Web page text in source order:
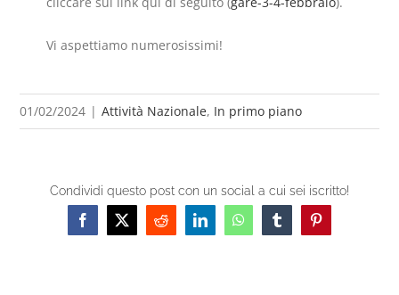
Vi aspettiamo numerosissimi!
01/02/2024 | Attività Nazionale, In primo piano
Condividi questo post con un social a cui sei iscritto!
Facebook
X RedditLinkedInWhatsAppTumblrPinterest